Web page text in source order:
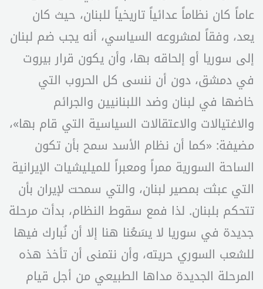
عاماً كان نظاماً عدائياً تاريخياً للبنان، حيث كان
يعد، وفقاً لمشروعه السياسي، أنه يجب ضم لبنان
إلى سوريا أو إلحاقه بها، وأن يكون قرار بيروت
في دمشق، دون أن ننسى كل الحروب التي
خاضها في لبنان وضد اللبنانيين والجرائم
والاغتيالات والاعتقالات السياسية التي قام بها»،
مضيفة: «كما أن نظام الأسد سمح بأن تكون
الساحة السورية ممراً ومعبراً للميليشيات الإيرانية
التي عبثت بمصير لبنان، والتي سمحت لإيران بأن
تتحكم بلبنان. لذا فمع سقوط النظام، بدأت مرحلة
جديدة في سوريا لا يسَعُنا هنا إلا أن نُبارك فيها
للشعب السوري حريته، وأن نتمنى أن تأخذ هذه
المرحلة الجديدة مداها الطبيعي من أجل قيام